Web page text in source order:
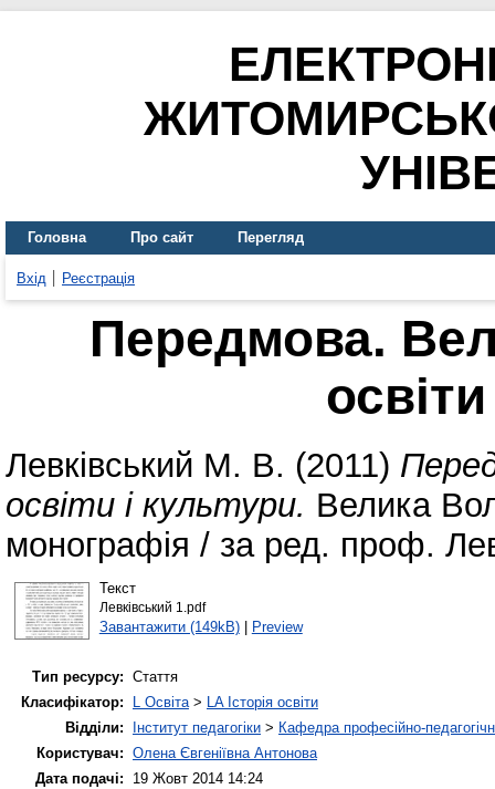
Головна Про сайт Перегляд
Вхід Реєстрація
Передмова.
Левківський М. В. (2011)
освіти і культури. Велика
монографія / за ред. проф.
Текст
Левківський 1.pdf
Завантажити (149kB)| Preview
Тип ресурсу: Стаття
Класифікатор:
L Освіта> LA Історія освіти
Відділи:
Інститут педагогіки > Кафедра професійно-
Користувач: Олена Євгеніївна Антонова
Дата подачі:
19 Жовт 2014 14:24